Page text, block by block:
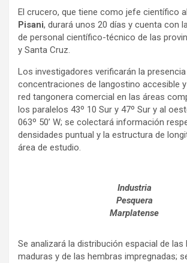
El crucero, que tiene como jefe científico al
Pisani, durará unos 20 días y cuenta con
de personal científico-técnico de las
y Santa Cruz.
Los investigadores verificarán la presencia
concentraciones de langostino accesible
red tangonera comercial en las áreas
los paralelos 43º 10 Sur y 47º Sur y al
063º 50’ W; se colectará información
densidades puntual y la estructura de
área de estudio.
Industria
Pesquera
Marplatense
Se analizará la distribución espacial de las
maduras y de las hembras impregnadas;